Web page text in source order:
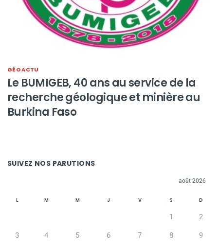
GÉO ACTU
Le BUMIGEB, 40 ans au service de la
recherche géologique et minière au
Burkina Faso
SUIVEZ NOS PARUTIONS
août 2026
L M M J V S D
1 2
3 4 5 6 7 8 9